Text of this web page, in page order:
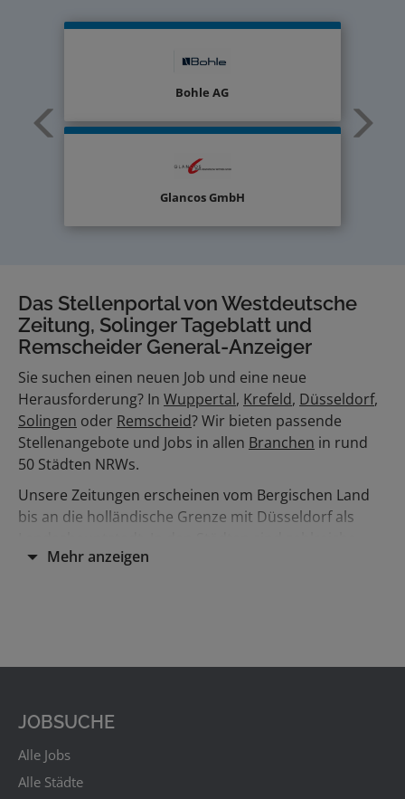
Bohle AG
Glancos GmbH
Das Stellenportal von Westdeutsche
Zeitung, Solinger Tageblatt und
Remscheider General-Anzeiger
Sie suchen einen neuen Job und eine neue
Herausforderung? In Wuppertal, Krefeld, Düsseldorf,
Solingen oder Remscheid? Wir bieten passende
Stellenangebote und Jobs in allen Branchen in rund
50 Städten NRWs.
Unsere Zeitungen erscheinen vom Bergischen Land
bis an die holländische Grenze mit Düsseldorf als
groß- und mittelständige Unternehmen angesiedelt,
Werkzeuge),IT,Forschungoder Wirtschaft, ob in den
bei uns finden Sie die richtige Stelle.
jobs.de!
Mehr anzeigen
JOBSUCHE
Alle Jobs
Alle Städte